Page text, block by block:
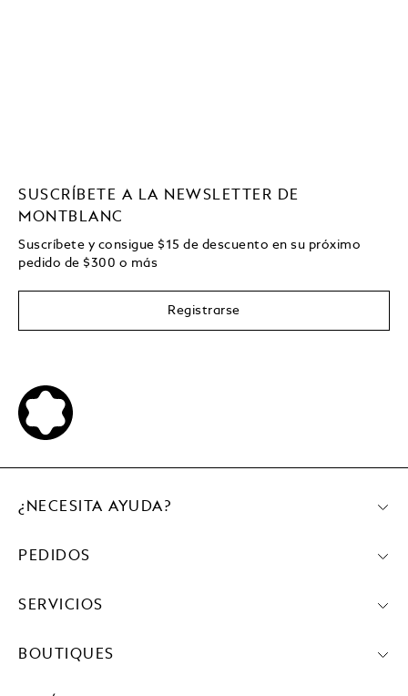
SUSCRÍBETE A LA NEWSLETTER DE
MONTBLANC
Suscríbete y consigue $15 de descuento en su próximo
pedido de $300 o más
Registrarse
¿NECESITA AYUDA?
PEDIDOS
SERVICIOS
BOUTIQUES